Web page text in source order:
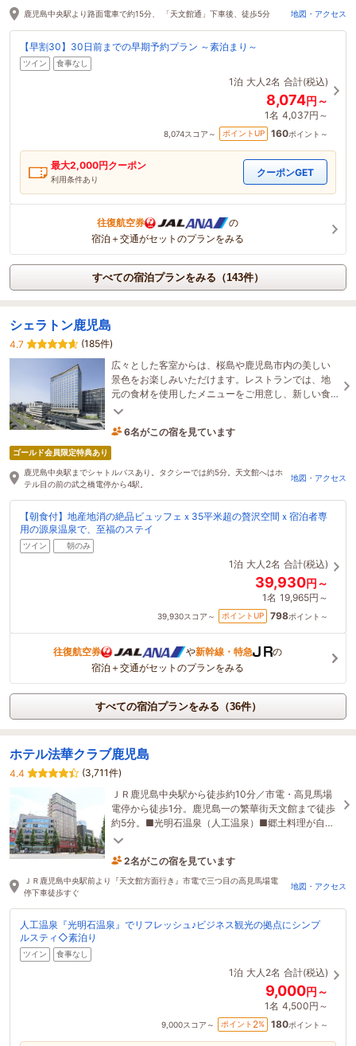
15分前に予約されました
鹿児島中央駅より路面電車で約15分、 「天文館通」下車後、徒歩5分 地図・アクセス
【早割30】30日前までの早期予約プラン ～素泊まり～
ツイン 食事なし
1泊 大人2名 合計(税込)
8,074円～
1名 4,037円～
8,074スコア～ ポイントUP 160ポイント～
最大2,000円クーポン
利用条件あり
クーポンGET
往復航空券
の
宿泊＋交通がセットのプランをみる
すべての宿泊プランをみる（143件）
シェラトン鹿児島
4.7
(185件)
広々とした客室からは、桜島や鹿児島市内の美しい
景色をお楽しみいただけます。レストランでは、地
元の食材を使用したメニューをご用意し、新しい食
の魅力を提供いたします。グリーンキー受賞施設で
6名がこの宿を見ています
ゴールド会員限定特典あり
鹿児島中央駅までシャトルバスあり。タクシーでは約5分。天文館へはホ
テル目の前の武之橋電停から4駅。
地図・アクセス
【朝食付】地産地消の絶品ビュッフェｘ35平米超の贅沢空間ｘ宿泊者専
用の源泉温泉で、至福のステイ
ツイン 朝のみ
1泊 大人2名 合計(税込)
39,930円～
1名 19,965円～
39,930スコア～ ポイントUP 798ポイント～
往復航空券 や新幹線・特急
の
宿泊＋交通がセットのプランをみる
すべての宿泊プランをみる（36件）
ホテル法華クラブ鹿児島
4.4
(3,711件)
ＪＲ鹿児島中央駅から徒歩約10分／市電・高見馬場
電停から徒歩1分。鹿児島一の繁華街天文館まで徒歩
約5分。■光明石温泉（人工温泉）■郷土料理が自慢
の朝食バイキング！※駐輪場はございません※
2名がこの宿を見ています
44分前に予約されました
ＪＲ鹿児島中央駅前より『天文館方面行き』市電で三つ目の高見馬場電
停下車徒歩すぐ
地図・アクセス
人工温泉『光明石温泉』でリフレッシュ♪ビジネス観光の拠点にシンプ
ルスティ◇素泊り
ツイン 食事なし
1泊 大人2名 合計(税込)
9,000円～
1名 4,500円～
9,000スコア～ ポイント 2% 180ポイント～